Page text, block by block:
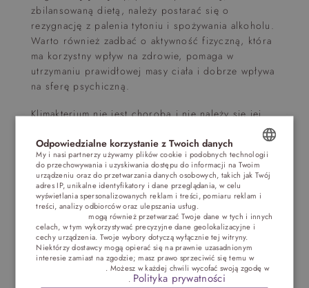
zbilansowaną dietą, należy postarać się o
rezygnację z palenia tytoniu i spożywania alkoholu.
Warto również zadbać o aktywność fizyczną, która
ma korzystny wpływ na zdrowie, pomaga w
utrzymaniu prawidłowej masy ciała i dobrze wpływa
na sferę psychiczną.
Klimakterium nie jest chorobą i nie należy się jej
obawiać. Zbliżając się do 50-tych urodzin, warto
jednak powoli zacząć przygotowywać się na ten
nowy etap w życiu. Pomocne mogą być specjalne
programy, przygotowane żeby oswoić kobiety z
tematem przekwitania. Najczęściej przecież ludzie
boją się tego, co nieznane. Dlatego zwiększanie
świadomości na temat menopauzy i jej objawów
może pomóc kobietom przejść przez ten niełatwy
okres i dostrzec pozytywne strony nadchodzących
zmian. Świadomie i bez próby podejmowania
tematu jak opóźnić menopauzę.
POLISH
ENGLISH
GERMAN
CZECH
Odpowiedzialne korzystanie z Twoich danych
My i nasi partnerzy używamy plików cookie i podobnych technologii
do przechowywania i uzyskiwania dostępu do informacji na Twoim
urządzeniu oraz do przetwarzania danych osobowych, takich jak Twój
adres IP, unikalne identyfikatory i dane przeglądania, w celu
wyświetlania spersonalizowanych reklam i treści, pomiaru reklam i
treści, analizy odbiorców oraz ulepszania usług.
mogą również przetwarzać Twoje dane w tych i innych
celach, w tym wykorzystywać precyzyjne dane geolokalizacyjne i
cechy urządzenia. Twoje wybory dotyczą wyłącznie tej witryny.
Niektórzy dostawcy mogą opierać się na prawnie uzasadnionym
interesie zamiast na zgodzie; masz prawo sprzeciwić się temu w
. Możesz w każdej chwili wycofać swoją zgodę w
Polityka prywatności